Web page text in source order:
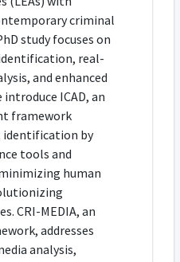
criminal
study focuses on
real-
and enhanced
introduce ICAD, an
framework
identification by
tools and
human
CRI-MEDIA, an
addresses
analysis,